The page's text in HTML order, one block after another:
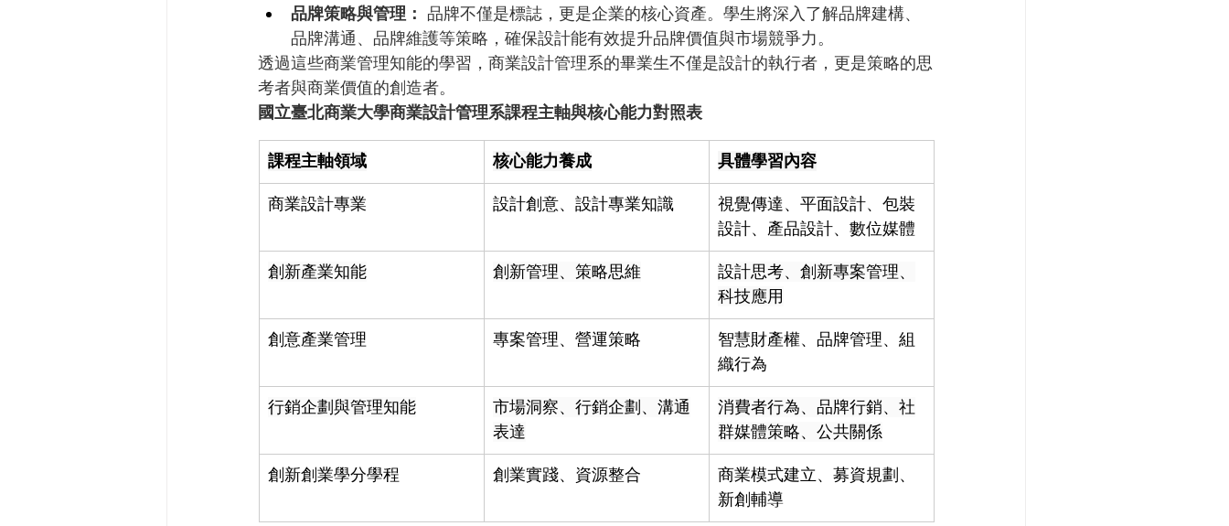
品牌策略與管理： 品牌不僅是標誌，更是企業的核心資產。學生將深入了解品牌建構、
品牌溝通、品牌維護等策略，確保設計能有效提升品牌價值與市場競爭力。
透過這些商業管理知能的學習，商業設計管理系的畢業生不僅是設計的執行者，更是策略的思
考者與商業價值的創造者。
國立臺北商業大學商業設計管理系課程主軸與核心能力對照表
課程主軸領域 核心能力養成 具體學習內容
商業設計專業 設計創意、設計專業知識
視覺傳達、平面設計、包裝
設計、產品設計、數位媒體
創新產業知能 創新管理、策略思維
設計思考、創新專案管理、
科技應用
創意產業管理 專案管理、營運策略
智慧財產權、品牌管理、組
織行為
行銷企劃與管理知能
市場洞察、行銷企劃、溝通
表達
消費者行為、品牌行銷、社
群媒體策略、公共關係
創新創業學分學程 創業實踐、資源整合
商業模式建立、募資規劃、
新創輔導